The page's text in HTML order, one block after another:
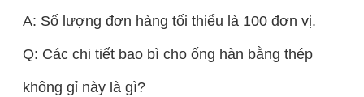
A: Số lượng đơn hàng tối thiểu là 100 đơn vị.
Q: Các chi tiết bao bì cho ống hàn bằng thép
không gỉ này là gì?